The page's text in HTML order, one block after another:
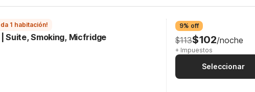
1 habitación!
| Suite, Smoking, Micfridge
9% off
$113$102/noche
+ Impuestos
Seleccionar